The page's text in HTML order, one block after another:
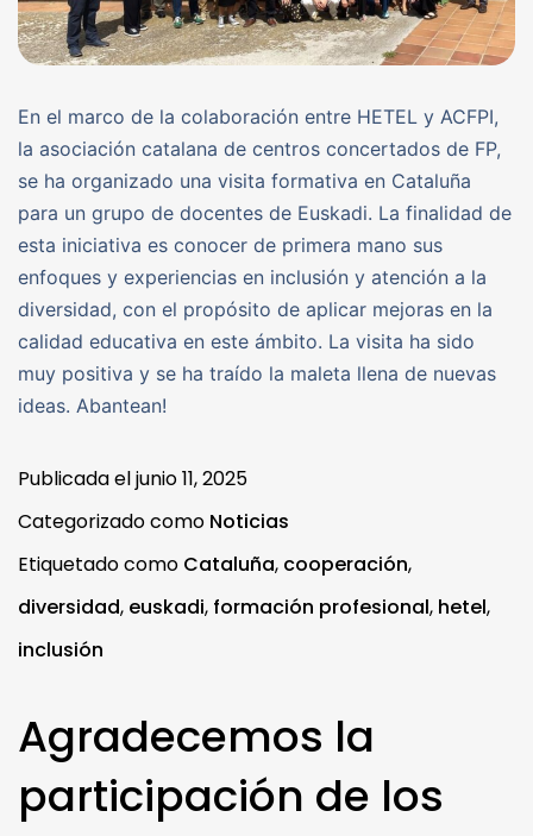
En el marco de la colaboración entre HETEL y ACFPI,
la asociación catalana de centros concertados de FP,
se ha organizado una visita formativa en Cataluña
para un grupo de docentes de Euskadi. La finalidad de
esta iniciativa es conocer de primera mano sus
enfoques y experiencias en inclusión y atención a la
diversidad, con el propósito de aplicar mejoras en la
calidad educativa en este ámbito. La visita ha sido
muy positiva y se ha traído la maleta llena de nuevas
ideas. Abantean!
Publicada eljunio 11, 2025
Categorizado como Noticias
Etiquetado como Cataluña, cooperación,
diversidad, euskadi, formación profesional, hetel,
inclusión
Agradecemos la
participación de los